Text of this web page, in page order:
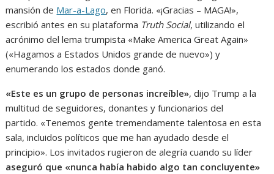
mansión de Mar-a-Lago, en Florida. «¡Gracias – MAGA!»,
escribió antes en su plataforma Truth Social, utilizando el
acrónimo del lema trumpista «Make America Great Again»
(«Hagamos a Estados Unidos grande de nuevo») y
enumerando los estados donde ganó.
«Este es un grupo de personas increíble», dijo Trump a la
multitud de seguidores, donantes y funcionarios del
partido. «Tenemos gente tremendamente talentosa en esta
sala, incluidos políticos que me han ayudado desde el
principio». Los invitados rugieron de alegría cuando su líder
aseguró que «nunca había habido algo tan concluyente»